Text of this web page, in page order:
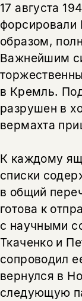
17 августа
форсировали
образом,
Важнейшим
в Кремль.
разрушен в
вермахта
К каждому
списки
в общий
готова к
с научными
Ткаченко и
сопроводил
вернулся в
следующую